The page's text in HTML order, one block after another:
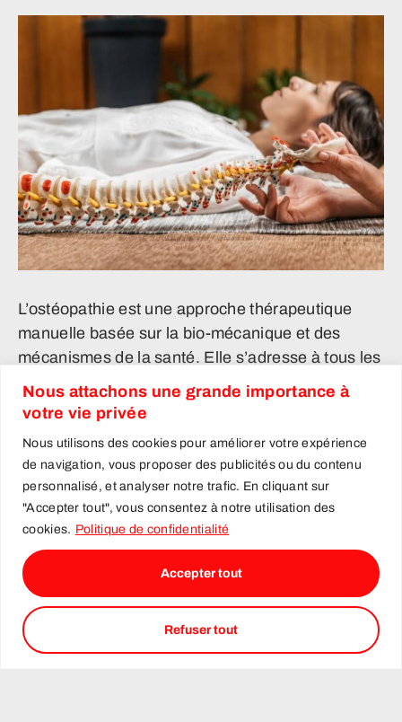
Nous attachons une grande importance à
votre vie privée
Nous utilisons des cookies pour améliorer votre expérience
de navigation, vous proposer des publicités ou du contenu
personnalisé, et analyser notre trafic. En cliquant sur
"Accepter tout", vous consentez à notre utilisation des
cookies. Politique de confidentialité
Refuser tout
Accepter tout
L’ostéopathie est une approche thérapeutique
manuelle basée sur la bio-mécanique et des
mécanismes de la santé. Elle s’adresse à tous les
âges et profils (nourrissons, enfants, adolescents,
adultes, sportifs, musiciens, personnes âgées,
ainsi que réduire les symptômes d’inconforts.
Une offre de services
spécialisés
en collaboration